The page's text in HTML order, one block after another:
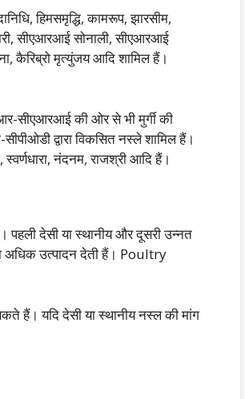
हिमसमृद्धि, कामरूप, झारसीम,
सीएआरआई सोनाली, सीएआरआई
कैरिब्रो मृत्युंजय आदि शामिल हैं।
सीएआरआई की ओर से भी मुर्गी की
द्वारा विकसित नस्ले शामिल हैं।
स्वर्णधारा, नंदनम, राजश्री आदि हैं।
पहली देसी या स्थानीय और दूसरी उन्नत
अधिक उत्पादन देती हैं। Poultry
यदि देसी या स्थानीय नस्ल की मांग